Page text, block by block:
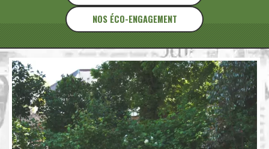
NOS ÉCO-ENGAGEMENT